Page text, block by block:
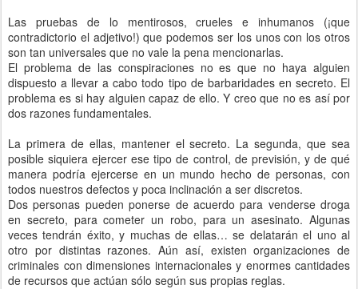
Las pruebas de lo mentirosos, crueles e inhumanos (¡que
contradictorio el adjetivo!) que podemos ser los unos con los otros
son tan universales que no vale la pena mencionarlas.
El problema de las conspiraciones no es que no haya alguien
dispuesto a llevar a cabo todo tipo de barbaridades en secreto. El
problema es si hay alguien capaz de ello. Y creo que no es así por
dos razones fundamentales.
La primera de ellas, mantener el secreto. La segunda, que sea
posible siquiera ejercer ese tipo de control, de previsión, y de qué
manera podría ejercerse en un mundo hecho de personas, con
todos nuestros defectos y poca inclinación a ser discretos.
Dos personas pueden ponerse de acuerdo para venderse droga
en secreto, para cometer un robo, para un asesinato. Algunas
veces tendrán éxito, y muchas de ellas… se delatarán el uno al
otro por distintas razones. Aún así, existen organizaciones de
criminales con dimensiones internacionales y enormes cantidades
de recursos que actúan sólo según sus propias reglas.